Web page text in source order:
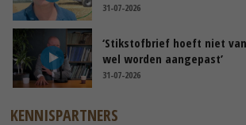
31-07-2026
‘Stikstofbrief hoeft niet
wel worden aangepast’
31-07-2026
KENNISPARTNERS